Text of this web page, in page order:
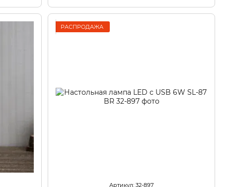
РАСПРОДАЖА
Артикул: 32-897